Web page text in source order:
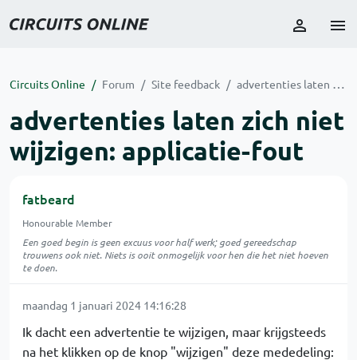
Circuits Online Forum Site feedback advertenties laten zich niet wijzigen: applicatie-fout
advertenties laten zich niet
wijzigen: applicatie-fout
fatbeard
Honourable Member
Een goed begin is geen excuus voor half werk; goed gereedschap
trouwens ook niet. Niets is ooit onmogelijk voor hen die het niet hoeven
te doen.
maandag 1 januari 2024 14:16:28
Ik dacht een advertentie te wijzigen, maar krijgsteeds
na het klikken op de knop "wijzigen" deze mededeling: